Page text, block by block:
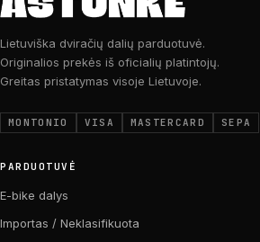
Lietuviška dviračių dalių parduotuvė.
Originalios prekės iš oficialių platintojų.
Greitas pristatymas visoje Lietuvoje.
MONTONIO VISA MASTERCARD SEPA
PARDUOTUVĖ
E-bike dalys
Importas / Neklasifikuota